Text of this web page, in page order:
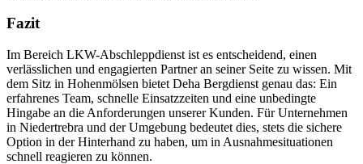
Fazit
Im Bereich LKW-Abschleppdienst ist es entscheidend, einen
verlässlichen und engagierten Partner an seiner Seite zu wissen. Mit
dem Sitz in Hohenmölsen bietet Deha Bergdienst genau das: Ein
erfahrenes Team, schnelle Einsatzzeiten und eine unbedingte
Hingabe an die Anforderungen unserer Kunden. Für Unternehmen
in Niedertrebra und der Umgebung bedeutet dies, stets die sichere
Option in der Hinterhand zu haben, um in Ausnahmesituationen
schnell reagieren zu können.